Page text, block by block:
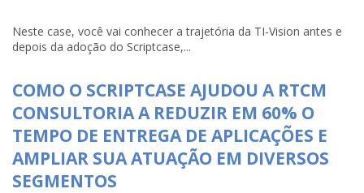
Neste case, você vai conhecer a trajetória da TI-Vision antes e
depois da adoção do Scriptcase,...
COMO O SCRIPTCASE AJUDOU A RTCM
CONSULTORIA A REDUZIR EM 60% O
TEMPO DE ENTREGA DE APLICAÇÕES E
AMPLIAR SUA ATUAÇÃO EM DIVERSOS
SEGMENTOS